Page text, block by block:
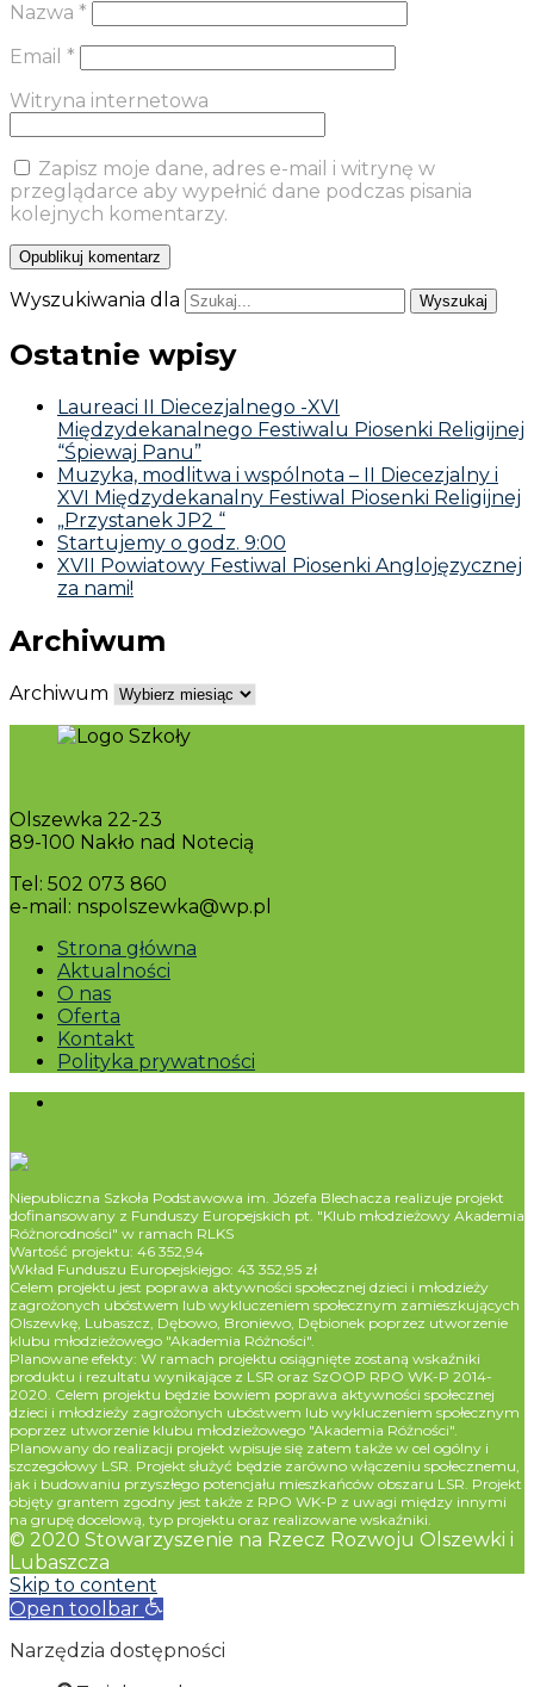
Nazwa *
Email *
Witryna internetowa
Zapisz moje dane, adres e-mail i witrynę w
przeglądarce aby wypełnić dane podczas pisania
kolejnych komentarzy.
Wyszukiwania dla
Ostatnie wpisy
Laureaci II Diecezjalnego -XVI
Międzydekanalnego Festiwalu Piosenki Religijnej
“Śpiewaj Panu”
Muzyka, modlitwa i wspólnota – II Diecezjalny i
XVI Międzydekanalny Festiwal Piosenki Religijnej
„Przystanek JP2 “
Startujemy o godz. 9:00
XVII Powiatowy Festiwal Piosenki Anglojęzycznej
za nami!
Archiwum
Archiwum
Olszewka 22-23
89-100 Nakło nad Notecią
Tel: 502 073 860
e-mail: nspolszewka@wp.pl
Strona główna
Aktualności
O nas
Oferta
Kontakt
Polityka prywatności
Niepubliczna Szkoła Podstawowa im. Józefa Blechacza realizuje projekt
dofinansowany z Funduszy Europejskich pt. "Klub młodzieżowy Akademia
Różnorodności" w ramach RLKS
Wartość projektu: 46 352,94
Wkład Funduszu Europejskiejgo: 43 352,95 zł
Celem projektu jest poprawa aktywności społecznej dzieci i młodzieży
zagrożonych ubóstwem lub wykluczeniem społecznym zamieszkujących
Olszewkę, Lubaszcz, Dębowo, Broniewo, Dębionek poprzez utworzenie
klubu młodzieżowego "Akademia Różności".
Planowane efekty: W ramach projektu osiągnięte zostaną wskaźniki
produktu i rezultatu wynikające z LSR oraz SzOOP RPO WK-P 2014-
2020. Celem projektu będzie bowiem poprawa aktywności społecznej
dzieci i młodzieży zagrożonych ubóstwem lub wykluczeniem społecznym
poprzez utworzenie klubu młodzieżowego "Akademia Różności".
Planowany do realizacji projekt wpisuje się zatem także w cel ogólny i
szczegółowy LSR. Projekt służyć będzie zarówno włączeniu społecznemu,
jak i budowaniu przyszłego potencjału mieszkańców obszaru LSR. Projekt
objęty grantem zgodny jest także z RPO WK-P z uwagi między innymi
na grupę docelową, typ projektu oraz realizowane wskaźniki.
© 2020 Stowarzyszenie na Rzecz Rozwoju Olszewki i
Lubaszcza
Skip to content
Open toolbar
Narzędzia dostępności